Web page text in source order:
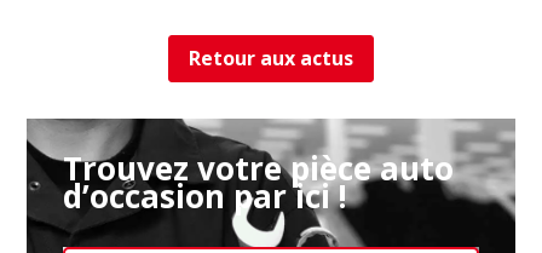
Retour aux actus
Trouvez votre pièce auto
d’occasion par ici !